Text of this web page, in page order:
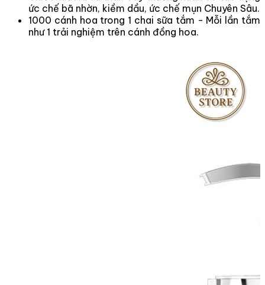
ức chế bã nhờn, kiềm dầu, ức chế mụn Chuyên Sâu.
1000 cánh hoa trong 1 chai sữa tắm - Mỗi lần tắm
như 1 trải nghiệm trên cánh đồng hoa.